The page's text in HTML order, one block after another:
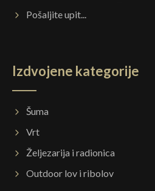
Pošaljite upit...
Izdvojene kategorije
Šuma
Vrt
Željezarija i radionica
Outdoor lov i ribolov